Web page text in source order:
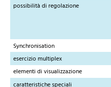
possibilità di regolazione
Synchronisation
esercizio multiplex
elementi di visualizzazione
caratteristiche speciali